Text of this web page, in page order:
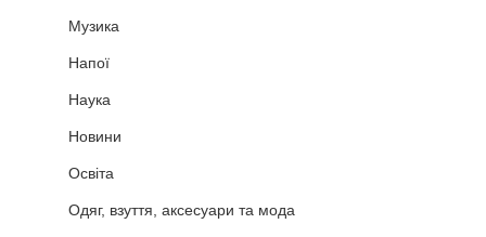
Музика
Напої
Наука
Новини
Освіта
Одяг, взуття, аксесуари та мода